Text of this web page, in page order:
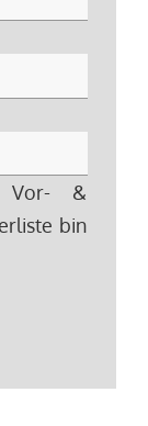
Vor- &
bin